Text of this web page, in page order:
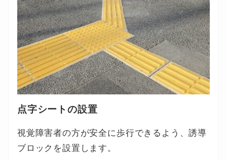
点字シートの設置
視覚障害者の方が安全に歩行できるよう、誘導
ブロックを設置します。